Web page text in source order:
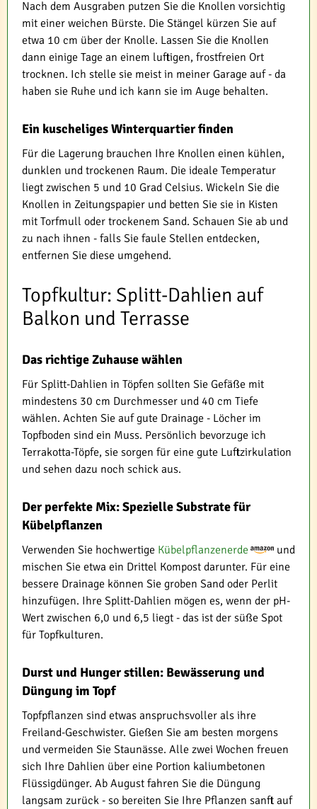
Nach dem Ausgraben putzen Sie die Knollen vorsichtig
mit einer weichen Bürste. Die Stängel kürzen Sie auf
etwa 10 cm über der Knolle. Lassen Sie die Knollen
dann einige Tage an einem luftigen, frostfreien Ort
trocknen. Ich stelle sie meist in meiner Garage auf - da
haben sie Ruhe und ich kann sie im Auge behalten.
Ein kuscheliges Winterquartier finden
Für die Lagerung brauchen Ihre Knollen einen kühlen,
dunklen und trockenen Raum. Die ideale Temperatur
liegt zwischen 5 und 10 Grad Celsius. Wickeln Sie die
Knollen in Zeitungspapier und betten Sie sie in Kisten
mit Torfmull oder trockenem Sand. Schauen Sie ab und
zu nach ihnen - falls Sie faule Stellen entdecken,
entfernen Sie diese umgehend.
Topfkultur: Splitt-Dahlien auf
Balkon und Terrasse
Das richtige Zuhause wählen
Für Splitt-Dahlien in Töpfen sollten Sie Gefäße mit
mindestens 30 cm Durchmesser und 40 cm Tiefe
wählen. Achten Sie auf gute Drainage - Löcher im
Topfboden sind ein Muss. Persönlich bevorzuge ich
Terrakotta-Töpfe, sie sorgen für eine gute Luftzirkulation
und sehen dazu noch schick aus.
Der perfekte Mix: Spezielle Substrate für
Kübelpflanzen
Verwenden Sie hochwertige Kübelpflanzenerde
und
mischen Sie etwa ein Drittel Kompost darunter. Für eine
bessere Drainage können Sie groben Sand oder Perlit
hinzufügen. Ihre Splitt-Dahlien mögen es, wenn der pH-
Wert zwischen 6,0 und 6,5 liegt - das ist der süße Spot
für Topfkulturen.
Durst und Hunger stillen: Bewässerung und
Düngung im Topf
Topfpflanzen sind etwas anspruchsvoller als ihre
Freiland-Geschwister. Gießen Sie am besten morgens
und vermeiden Sie Staunässe. Alle zwei Wochen freuen
sich Ihre Dahlien über eine Portion kaliumbetonen
Flüssigdünger. Ab August fahren Sie die Düngung
langsam zurück - so bereiten Sie Ihre Pflanzen sanft auf